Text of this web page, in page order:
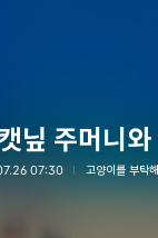
닢 주머니
07:30 고양이를 부탁